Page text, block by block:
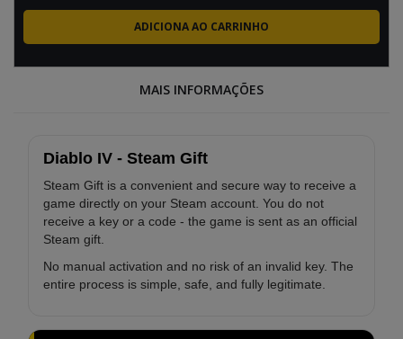
MAIS INFORMAÇÕES
Diablo IV - Steam Gift
Steam Gift is a convenient and secure way to receive a
game directly on your Steam account. You do not
receive a key or a code - the game is sent as an official
Steam gift.
No manual activation and no risk of an invalid key. The
entire process is simple, safe, and fully legitimate.